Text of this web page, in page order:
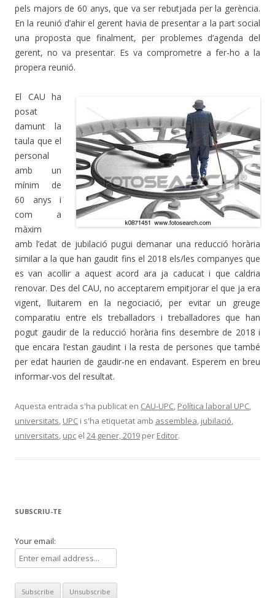
pels majors de 60 anys, que va ser rebutjada per la gerència.
En la reunió d’ahir el gerent havia de presentar a la part social
una proposta que finalment, per problemes d’agenda del
gerent, no va presentar. Es va comprometre a fer-ho a la
propera reunió.
El CAU ha
posat
damunt la
taula que el
personal
amb un
mínim de
60 anys i
com a
màxim
amb l’edat de jubilació pugui demanar una reducció horària
similar a la que han gaudit fins el 2018 els/les companyes que
es van acollir a aquest acord ara ja caducat i que caldria
renovar. Des del CAU, no acceptarem empitjorar el que ja era
vigent, lluitarem en la negociació, per evitar un greuge
comparatiu entre els treballadors i treballadores que han
pogut gaudir de la reducció horària fins desembre de 2018 i
que encara l’estan gaudint i la resta de persones que també
per edat haurien de gaudir-ne en endavant. Esperem en breu
informar-vos del resultat.
Aquesta entrada s'ha publicat en CAU-UPC Política laboral UPC
universitats UPC i s'ha etiquetat amb assemblea jubilació
universitats upc el 24 gener, 2019 per Editor.
SUBSCRIU-TE
Your email: